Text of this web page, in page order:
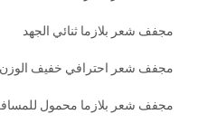
مجفف شعر بلازما ثنائي الجهد
مجفف شعر احترافي خفيف الوزن
مجفف شعر بلازما محمول